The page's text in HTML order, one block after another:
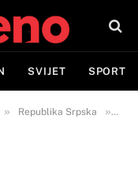
SVIJET SPORT
» Republika Srpska »